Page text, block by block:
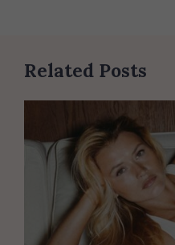
Related Posts